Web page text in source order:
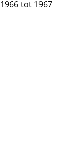
tot 1967